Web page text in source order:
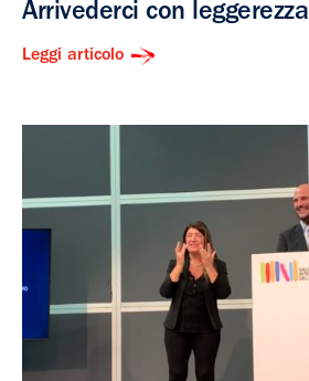
Arrivederci con leggerezza
Leggi articolo